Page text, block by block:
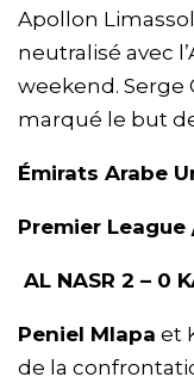
Apollon
neutralisé avec
weekend. Serge
marqué le but
Émirats Arabe
Premier
AL NASR 2 – 0
Peniel Mlapa et
de la